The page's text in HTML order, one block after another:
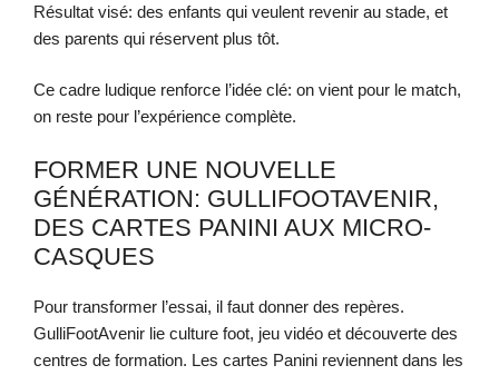
Résultat visé: des enfants qui veulent revenir au stade, et
des parents qui réservent plus tôt.
Ce cadre ludique renforce l’idée clé: on vient pour le match,
on reste pour l’expérience complète.
FORMER UNE NOUVELLE
GÉNÉRATION: GULLIFOOTAVENIR,
DES CARTES PANINI AUX MICRO-
CASQUES
Pour transformer l’essai, il faut donner des repères.
GulliFootAvenir lie culture foot, jeu vidéo et découverte des
centres de formation. Les cartes Panini reviennent dans les